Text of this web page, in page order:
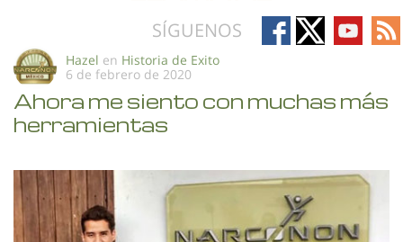
SÍGUENOS
Follow
on
Follow
on
Follow
on
on
Hazel en Historia de Exito
6 de febrero de 2020
Ahora me siento con muchas más
herramientas